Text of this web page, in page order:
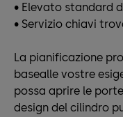
• Elevato standard
• Servizio chiavi
La pianificazione
basealle vostre
possa aprire le
design del cilindro